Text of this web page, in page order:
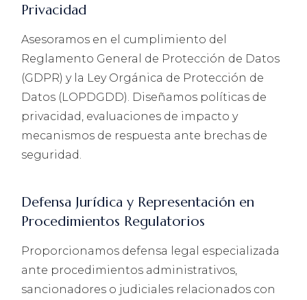
Privacidad
Asesoramos en el cumplimiento del
Reglamento General de Protección de Datos
(GDPR) y la Ley Orgánica de Protección de
Datos (LOPDGDD). Diseñamos políticas de
privacidad, evaluaciones de impacto y
mecanismos de respuesta ante brechas de
seguridad.
Defensa Jurídica y Representación en
Procedimientos Regulatorios
Proporcionamos defensa legal especializada
ante procedimientos administrativos,
sancionadores o judiciales relacionados con